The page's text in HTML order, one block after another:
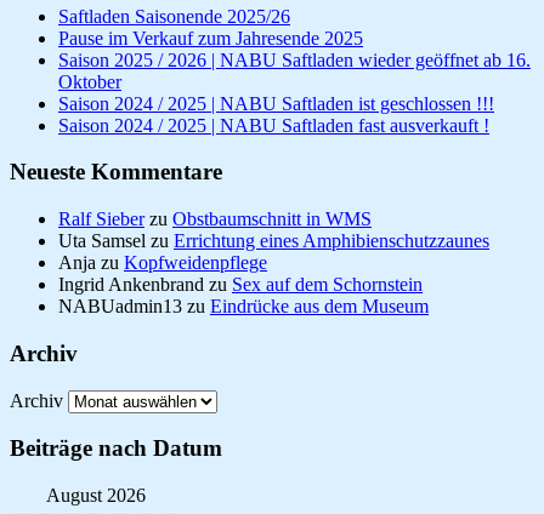
Saftladen Saisonende 2025/26
Pause im Verkauf zum Jahresende 2025
Saison 2025 / 2026 | NABU Saftladen wieder geöffnet ab 16.
Oktober
Saison 2024 / 2025 | NABU Saftladen ist geschlossen !!!
Saison 2024 / 2025 | NABU Saftladen fast ausverkauft !
Neueste Kommentare
Ralf Sieberzu Obstbaumschnitt in WMS
Uta Samsel zu Errichtung eines Amphibienschutzzaunes
Anja zu Kopfweidenpflege
Ingrid Ankenbrand zu Sex auf dem Schornstein
NABUadmin13 zu Eindrücke aus dem Museum
Archiv
Archiv
Beiträge nach Datum
August 2026